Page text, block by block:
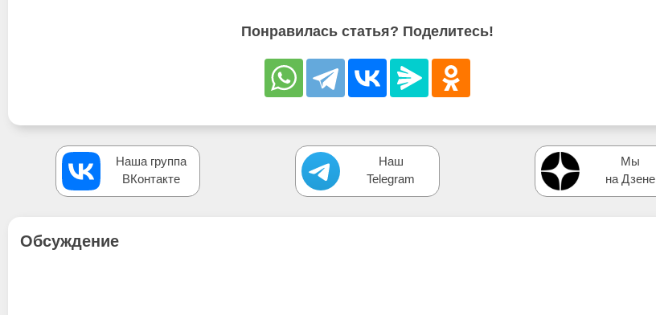
Понравилась статья? Поделитесь!
Наша группа
ВКонтакте
Наш
Telegram
Мы
на Дзене
Обсуждение